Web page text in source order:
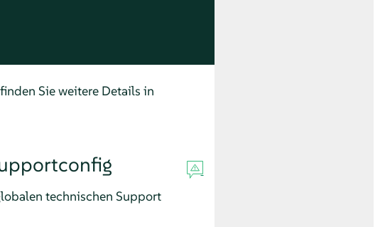
Sie weitere Details in
technischen Support